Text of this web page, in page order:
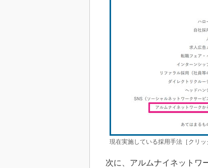
現在実施している採用手法［クリ
次に、アルムナイネットワ